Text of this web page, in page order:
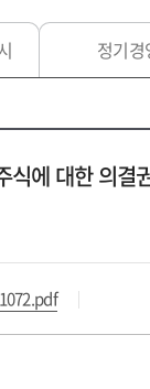
정기경
식에 대한 의결